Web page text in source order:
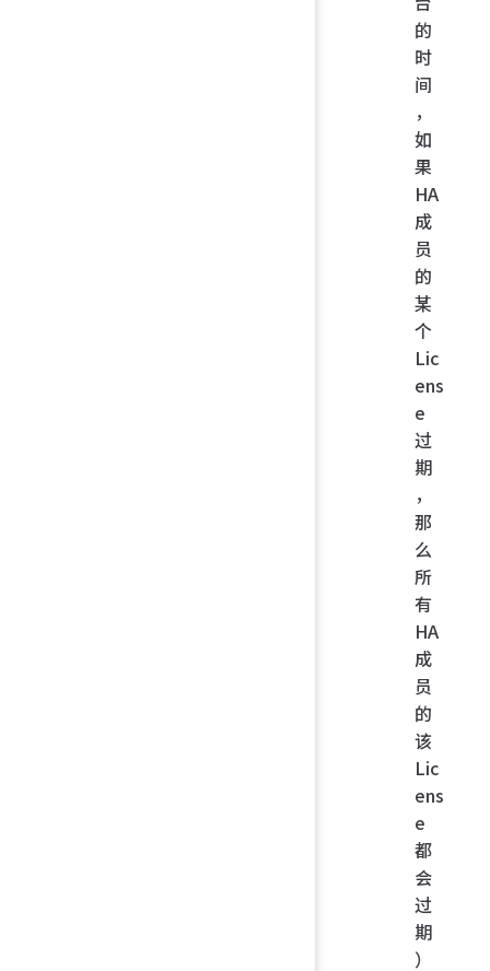
的
时
间
，
如
果
HA
成
员
的
某
个
Lic
ens
e
过
期
，
那
么
所
有
HA
成
员
的
该
Lic
ens
e
都
会
过
期
）